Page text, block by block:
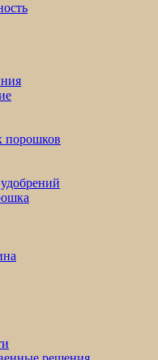
порошков